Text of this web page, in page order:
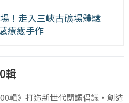
！走入三峽古礦場體驗
療癒手作
輯
輯》打造新世代閱讀倡議，創造